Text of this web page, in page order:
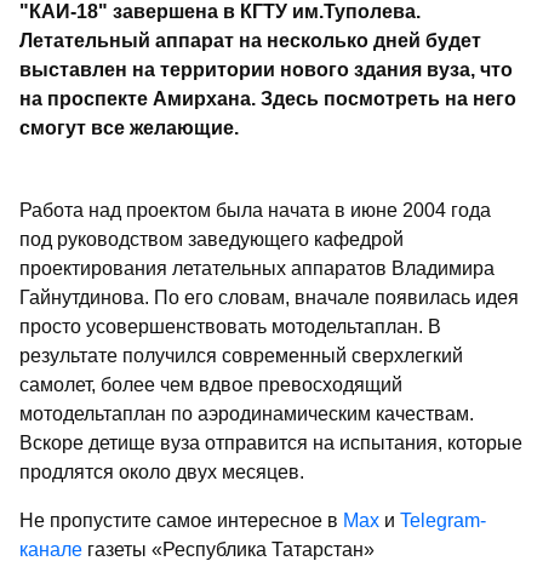
"КАИ-18" завершена в КГТУ им.Туполева.
Летательный аппарат на несколько дней будет
выставлен на территории нового здания вуза, что
на проспекте Амирхана. Здесь посмотреть на него
смогут все желающие.
Работа над проектом была начата в июне 2004 года
под руководством заведующего кафедрой
проектирования летательных аппаратов Владимира
Гайнутдинова. По его словам, вначале появилась идея
просто усовершенствовать мотодельтаплан. В
результате получился современный сверхлегкий
самолет, более чем вдвое превосходящий
мотодельтаплан по аэродинамическим качествам.
Вскоре детище вуза отправится на испытания, которые
продлятся около двух месяцев.
Не пропустите самое интересное в Max и Telegram-
канале газеты «Республика Татарстан»